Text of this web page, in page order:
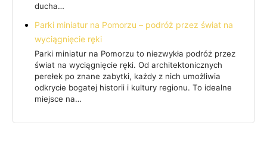
ducha…
Parki miniatur na Pomorzu – podróż przez świat na
wyciągnięcie ręki
Parki miniatur na Pomorzu to niezwykła podróż przez
świat na wyciągnięcie ręki. Od architektonicznych
perełek po znane zabytki, każdy z nich umożliwia
odkrycie bogatej historii i kultury regionu. To idealne
miejsce na…